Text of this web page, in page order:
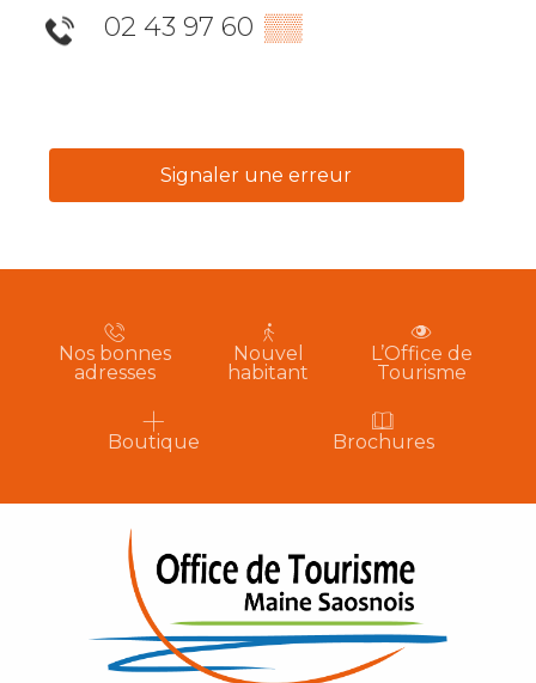
02 43 97 60 ▒▒
Signaler une erreur
Nos bonnes
adresses
Nouvel
habitant
L’Office de
Tourisme
Boutique Brochures